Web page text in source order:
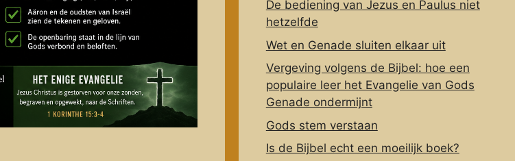
De bediening van Jezus en Paulus niet
hetzelfde
Wet en Genade sluiten elkaar uit
Vergeving volgens de Bijbel: hoe een
populaire leer het Evangelie van Gods
Genade ondermijnt
Gods stem verstaan
Is de Bijbel echt een moeilijk boek?